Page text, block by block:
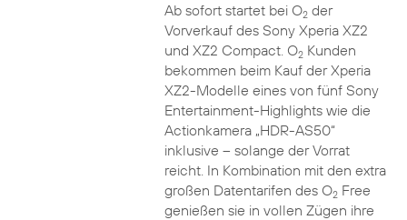
Ab sofort startet bei O2der
Vorverkauf des Sony Xperia XZ2
und XZ2 Compact. O2Kunden
bekommen beim Kauf der Xperia
XZ2-Modelle eines von fünf Sony
Entertainment-Highlights wie die
Actionkamera „HDR-AS50“
inklusive – solange der Vorrat
reicht. In Kombination mit den extra
großen Datentarifen des O2Free
genießen sie in vollen Zügen ihre